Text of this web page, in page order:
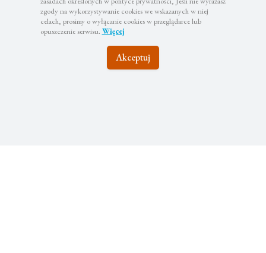
zgody na wykorzystywanie cookies we wskazanych w niej
celach, prosimy o wyłącznie cookies w przeglądarce lub
opuszczenie serwisu. Więcej
Akceptuj